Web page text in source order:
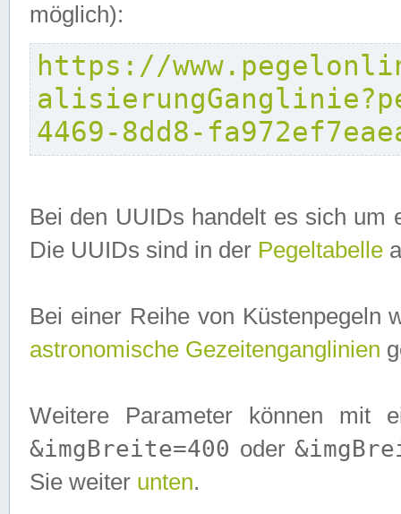
möglich):
https://
4469-8dd8-
Bei den UUIDs handelt es sich um
Die UUIDs sind in der Pegeltabelle
Bei einer Reihe von Küstenpegeln
astronomische Gezeitenganglinien
Weitere Parameter können mit
&imgBreite=400 oder
Sie weiter unten.